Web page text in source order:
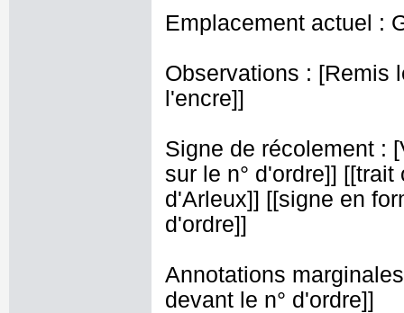
Emplacement actuel :
Observations : [Remis
l'encre]]
Signe de récolement :
sur le n° d'ordre]]
d'Arleux]] [[signe en
d'ordre]]
Annotations
devant le n° d'ordre]]